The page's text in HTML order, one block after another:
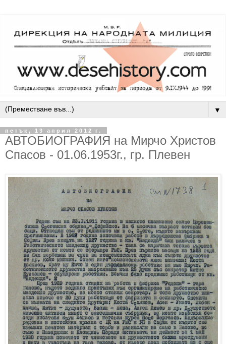
▼
петък, 13 април 2012 г.
АВТОБИОГРАФИЯ на Мирчо Христов
Спасов - 01.06.1953г., гр. Плевен